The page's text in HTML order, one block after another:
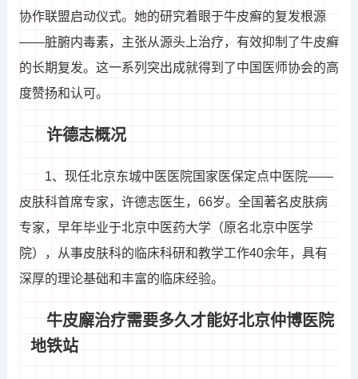
协作联盟启动仪式。她的研究着眼于牛皮癣的复发根源
——脏腑内毒素，主张从源头上治疗，有效抑制了牛皮癣
的长期复发。这一系列突出成就得到了中国医师协会的高
度赞扬和认可。
许德志概况
1、现任北京东城中医医院国家医保定点中医院——
皮肤科首席专家，许德志医生，66岁。全国著名皮肤病
专家，早年毕业于北京中医药大学（原名北京中医学
院），从事皮肤科的临床科研和教学工作40余年，具有
深厚的理论基础和丰富的临床经验。
牛皮廨治疗需要多久才能好北京仲博医院
地铁站